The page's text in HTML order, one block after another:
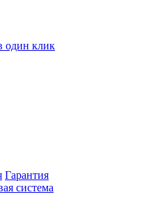
один клик
Гарантия
система